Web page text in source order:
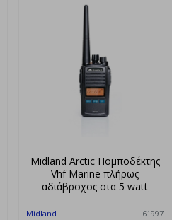
Midland 61997
Midland Arctic Πομποδέκτης
Vhf Marine πλήρως
αδιάβροχος στα 5 watt